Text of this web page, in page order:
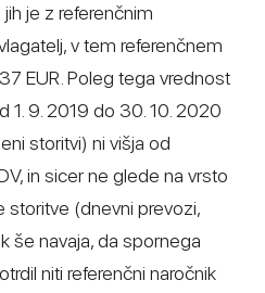
je z referenčnim
v tem referenčnem
EUR. Poleg tega vrednost
1. 9. 2019 do 30. 10. 2020
storitvi) ni višja od
in sicer ne glede na vrsto
storitve (dnevni prevozi,
še navaja, da spornega
niti referenčni naročnik